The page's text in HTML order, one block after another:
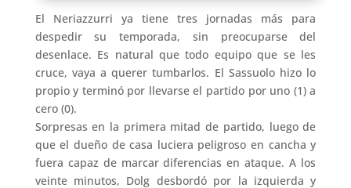
El Neriazzurri ya tiene tres jornadas más para
despedir su temporada, sin preocuparse del
desenlace. Es natural que todo equipo que se les
cruce, vaya a querer tumbarlos. El Sassuolo hizo lo
propio y terminó por llevarse el partido por uno (1) a
cero (0).
Sorpresas en la primera mitad de partido, luego de
que el dueño de casa luciera peligroso en cancha y
fuera capaz de marcar diferencias en ataque. A los
veinte minutos, Dolg desbordó por la izquierda y